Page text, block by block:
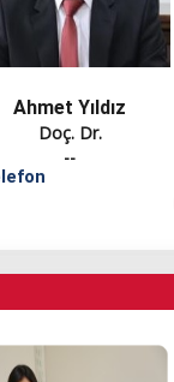
Ahmet Yıldız
Doç. Dr.
--